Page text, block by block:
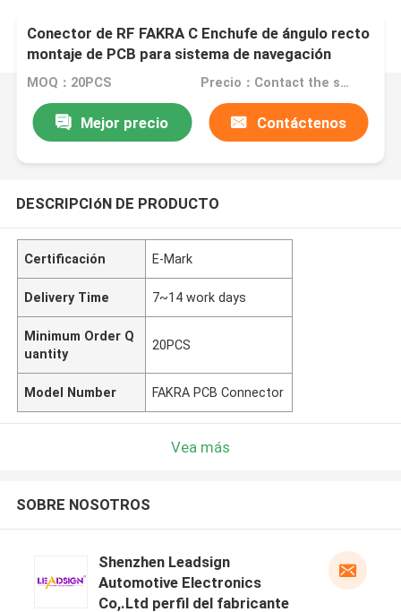
Conector de RF FAKRA C Enchufe de ángulo recto
montaje de PCB para sistema de navegación
antena
MOQ：20PCS Precio：Contact the seller
Mejor precio Contáctenos
DESCRIPCIóN DE PRODUCTO
Certificación E-Mark
Delivery Time 7~14 work days
Minimum Order Q
uantity
20PCS
Model Number FAKRA PCB Connector
Vea más
SOBRE NOSOTROS
Shenzhen Leadsign
Automotive Electronics
Co,.Ltd perfil del fabricante